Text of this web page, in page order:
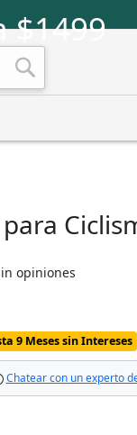
$1499
Buscar
opiniones
9 Meses sin Intereses
Chatear con un experto